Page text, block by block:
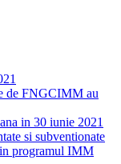
de FNGCIMM au
in 30 iunie 2021
si subventionate
programul IMM